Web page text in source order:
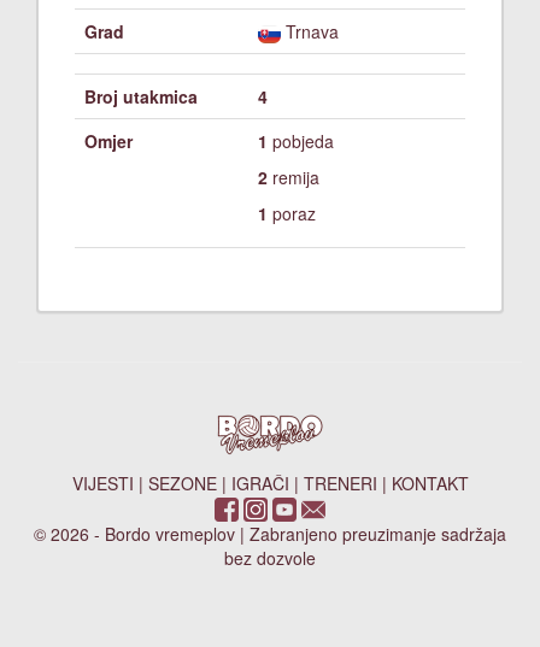
Grad
Trnava
Broj utakmica
4
Omjer
1 pobjeda
2 remija
1 poraz
VIJESTI | SEZONE| IGRAČI | TRENERI | KONTAKT
© 2026 - Bordo vremeplov | Zabranjeno preuzimanje sadržaja
bez dozvole